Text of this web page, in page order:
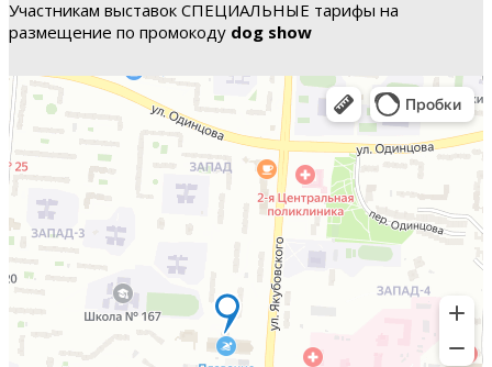
Участникам выставок СПЕЦИАЛЬНЫЕ тарифы на
размещение по промокоду dog show